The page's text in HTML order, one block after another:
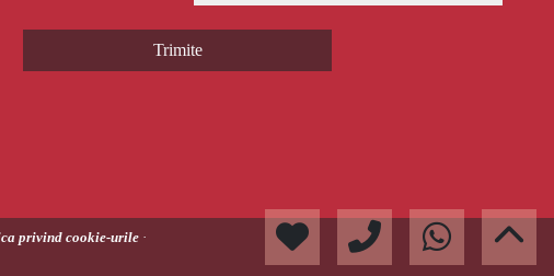
Trimite
privind cookie-urile ·